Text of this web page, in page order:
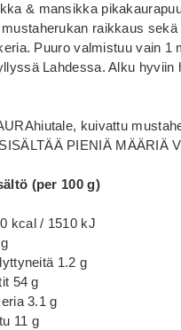
& mansikka
raikkaus
Puuro valmistuu vain 1
Lahdessa. Alku hyviin
kuivattu
PIENIÄ MÄÄRIÄ
(per 100 g)
kcal / 1510 kJ
1.2 g
54 g
3.1 g
11 g